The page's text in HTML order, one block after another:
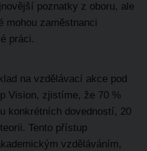
poznatky z oboru, ale
mohou zaměstnanci
práci.
na vzdělávací akce pod
Vision, zjistíme, že 70 %
konkrétních dovedností, 20
Tento přístup
vzděláváním,